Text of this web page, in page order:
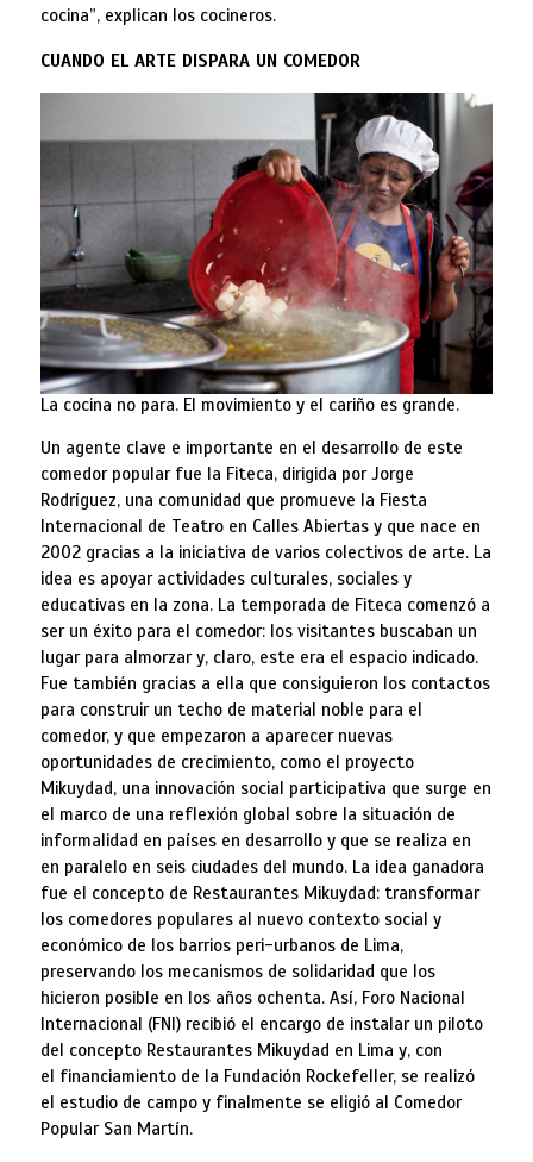
cocina”, explican los cocineros.
CUANDO EL ARTE DISPARA UN COMEDOR
La cocina no para. El movimiento y el cariño es grande.
Un agente clave e importante en el desarrollo de este
comedor popular fue la Fiteca, dirigida por Jorge
Rodríguez, una comunidad que promueve la Fiesta
Internacional de Teatro en Calles Abiertas y que nace en
2002 gracias a la iniciativa de varios colectivos de arte. La
idea es apoyar actividades culturales, sociales y
educativas en la zona. La temporada de Fiteca comenzó a
ser un éxito para el comedor: los visitantes buscaban un
lugar para almorzar y, claro, este era el espacio indicado.
Fue también gracias a ella que consiguieron los contactos
para construir un techo de material noble para el
comedor, y que empezaron a aparecer nuevas
oportunidades de crecimiento, como el proyecto
Mikuydad, una innovación social participativa que surge en
el marco de una reflexión global sobre la situación de
informalidad en países en desarrollo y que se realiza en
en paralelo en seis ciudades del mundo. La idea ganadora
fue el concepto de Restaurantes Mikuydad: transformar
los comedores populares al nuevo contexto social y
económico de los barrios peri-urbanos de Lima,
preservando los mecanismos de solidaridad que los
hicieron posible en los años ochenta. Así, Foro Nacional
Internacional (FNI) recibió el encargo de instalar un piloto
del concepto Restaurantes Mikuydad en Lima y, con
el financiamiento de la Fundación Rockefeller, se realizó
el estudio de campo y finalmente se eligió al Comedor
Popular San Martín.